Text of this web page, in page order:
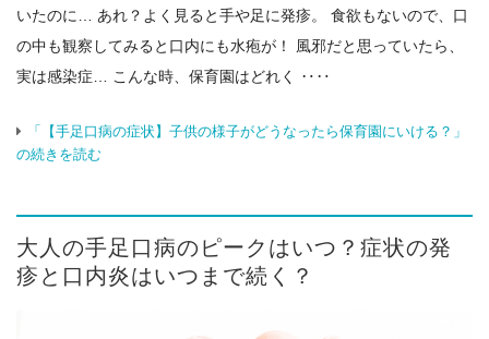
いたのに… あれ？よく見ると手や足に発疹。 食欲もないので、口
の中も観察してみると口内にも水疱が！ 風邪だと思っていたら、
実は感染症… こんな時、保育園はどれく ‥‥
「【手足口病の症状】子供の様子がどうなったら保育園にいける？」
の続きを読む
大人の手足口病のピークはいつ？症状の発
疹と口内炎はいつまで続く？